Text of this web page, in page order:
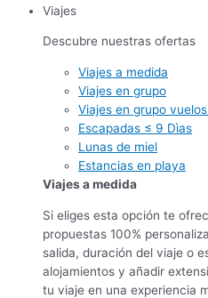
Viajes
Descubre nuestras ofertas
Viajes a medida
Viajes en grupo
Viajes en grupo
Escapadas ≤ 9 Dìas
Lunas de miel
Estancias en playa
Viajes a medida
Si eliges esta opción te
propuestas 100%
salida, duración del viaje o
alojamientos y añadir
tu viaje en una experiencia